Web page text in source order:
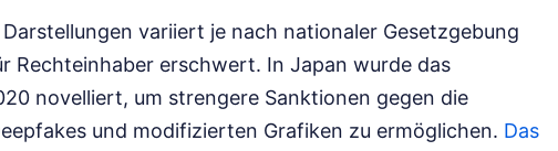
variiert je nach nationaler Gesetzgebung
Rechteinhaber erschwert. In Japan wurde das
novelliert, um strengere Sanktionen gegen die
und modifizierten Grafiken zu ermöglichen. Das